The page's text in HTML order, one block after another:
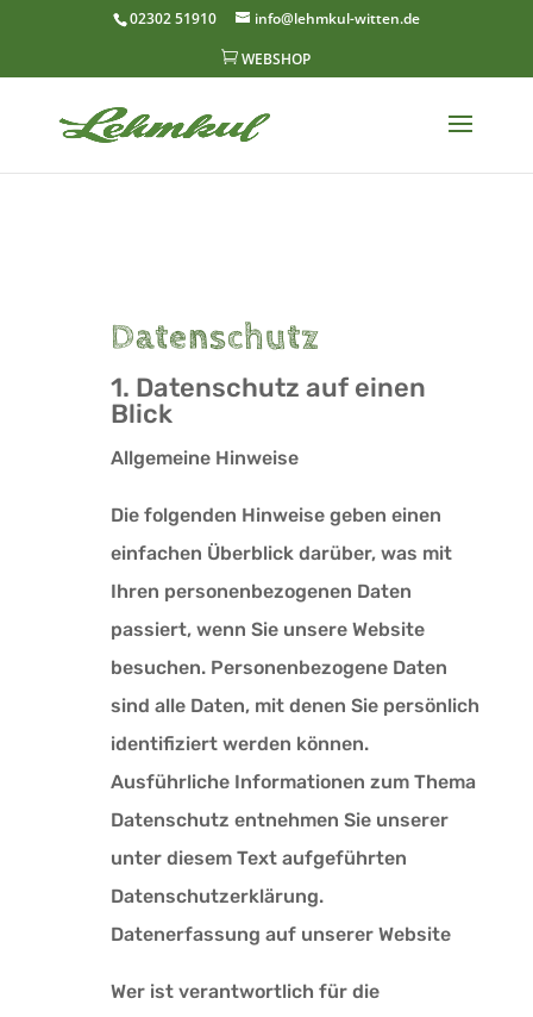
02302 51910 info@lehmkul-witten.de
 WEBSHOP
Datenschutz
1. Datenschutz auf einen
Blick
Allgemeine Hinweise
Die folgenden Hinweise geben einen
einfachen Überblick darüber, was mit
Ihren personenbezogenen Daten
passiert, wenn Sie unsere Website
besuchen. Personenbezogene Daten
sind alle Daten, mit denen Sie persönlich
identifiziert werden können.
Ausführliche Informationen zum Thema
Datenschutz entnehmen Sie unserer
unter diesem Text aufgeführten
Datenschutzerklärung.
Datenerfassung auf unserer Website
Wer ist verantwortlich für die